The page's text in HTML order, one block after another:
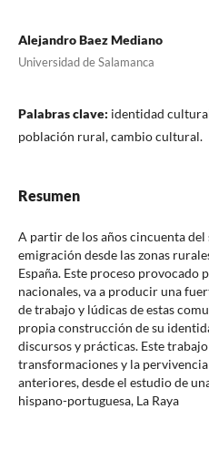
Alejandro Baez Mediano
Universidad de Salamanca
Palabras clave: identidad
población rural, cambio cultural.
Resumen
A partir de los años cincuenta
emigración desde las zonas
España. Este proceso
nacionales, va a producir una
de trabajo y lúdicas de estas
propia construcción de su
discursos y prácticas. Este
transformaciones y la
anteriores, desde el estudio de
hispano-portuguesa, La Raya